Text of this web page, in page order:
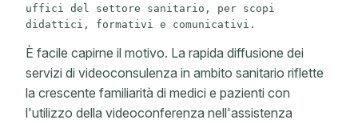
uffici del settore sanitario, per scopi
didattici, formativi e comunicativi.
È facile capirne il motivo. La rapida diffusione dei
servizi di videoconsulenza in ambito sanitario riflette
la crescente familiarità di medici e pazienti con
l'utilizzo della videoconferenza nell'assistenza